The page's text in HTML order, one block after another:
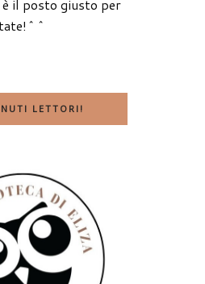
il posto giusto per
LETTORI!